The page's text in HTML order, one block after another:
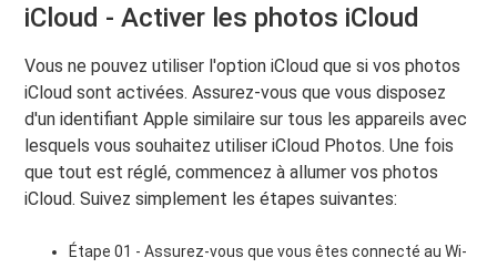
iCloud - Activer les photos iCloud
Vous ne pouvez utiliser l'option iCloud que si vos photos
iCloud sont activées. Assurez-vous que vous disposez
d'un identifiant Apple similaire sur tous les appareils avec
lesquels vous souhaitez utiliser iCloud Photos. Une fois
que tout est réglé, commencez à allumer vos photos
iCloud. Suivez simplement les étapes suivantes:
Étape 01 - Assurez-vous que vous êtes connecté au Wi-